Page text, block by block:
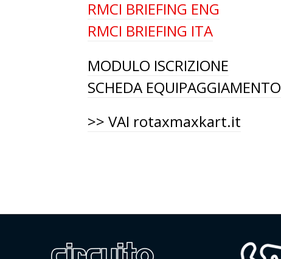
RMCI BRIEFING ENG
RMCI BRIEFING ITA
MODULO ISCRIZIONE
SCHEDA EQUIPAGGIAMENTO
>> VAI rotaxmaxkart.it